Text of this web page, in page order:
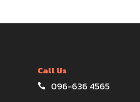
Call Us
096-636 4565